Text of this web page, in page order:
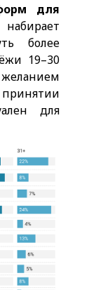
для
набирает
более
19–30
для